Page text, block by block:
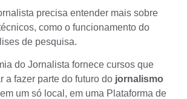
precisa entender mais sobre
como o funcionamento do
de pesquisa.
do Jornalista fornece cursos que
a fazer parte do futuro do jornalismo
um só local, em uma Plataforma de